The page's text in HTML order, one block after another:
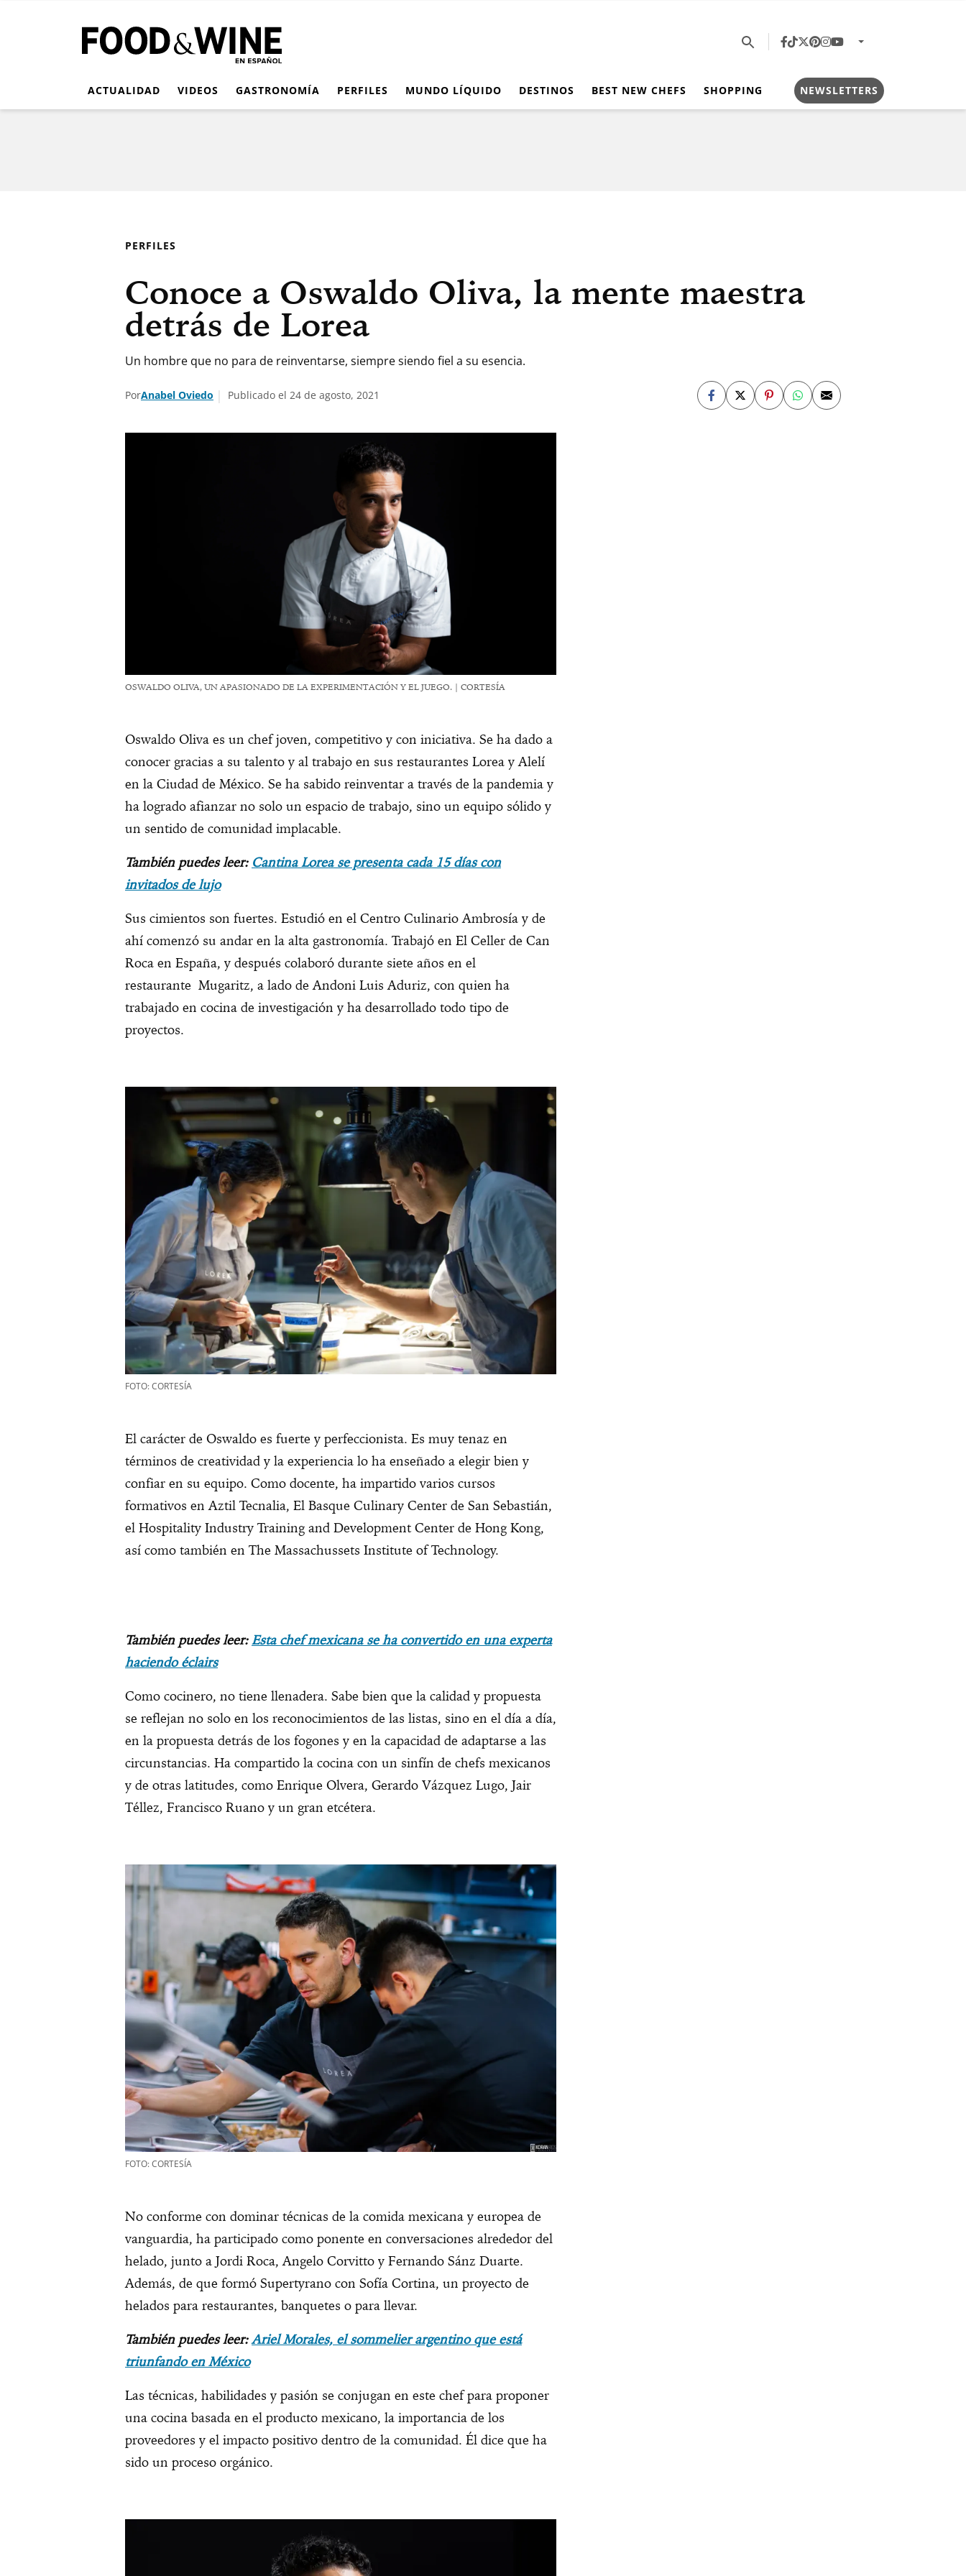
ACTUALIDAD VIDEOS GASTRONOMÍA PERFILES MUNDO LÍQUIDO DESTINOS BEST NEW CHEFS SHOPPING NEWSLETTERS
PERFILES
Conoce a Oswaldo Oliva, la mente maestra
detrás de Lorea
Un hombre que no para de reinventarse, siempre siendo fiel a su esencia.
PorAnabel Oviedo Publicado el 24 de agosto, 2021
OSWALDO OLIVA, UN APASIONADO DE LA EXPERIMENTACIÓN Y EL JUEGO. | CORTESÍA
Oswaldo Oliva es un chef joven, competitivo y con iniciativa. Se ha dado a
conocer gracias a su talento y al trabajo en sus restaurantes Lorea y Alelí
en la Ciudad de México. Se ha sabido reinventar a través de la pandemia y
ha logrado afianzar no solo un espacio de trabajo, sino un equipo sólido y
un sentido de comunidad implacable.
También puedes leer: Cantina Lorea se presenta cada 15 días con
invitados de lujo
Sus cimientos son fuertes. Estudió en el Centro Culinario Ambrosía y de
ahí comenzó su andar en la alta gastronomía. Trabajó en El Celler de Can
Roca en España, y después colaboró durante siete años en el
restaurante Mugaritz, a lado de Andoni Luis Aduriz, con quien ha
trabajado en cocina de investigación y ha desarrollado todo tipo de
proyectos.
FOTO: CORTESÍA
El carácter de Oswaldo es fuerte y perfeccionista. Es muy tenaz en
términos de creatividad y la experiencia lo ha enseñado a elegir bien y
confiar en su equipo. Como docente, ha impartido varios cursos
formativos en Aztil Tecnalia, El Basque Culinary Center de San Sebastián,
el Hospitality Industry Training and Development Center de Hong Kong,
así como también en The Massachussets Institute of Technology.
También puedes leer:Esta chef mexicana se ha convertido en una experta
haciendo éclairs
Como cocinero, no tiene llenadera. Sabe bien que la calidad y propuesta
se reflejan no solo en los reconocimientos de las listas, sino en el día a día,
en la propuesta detrás de los fogones y en la capacidad de adaptarse a las
circunstancias. Ha compartido la cocina con un sinfín de chefs mexicanos
y de otras latitudes, como Enrique Olvera, Gerardo Vázquez Lugo, Jair
Téllez, Francisco Ruano y un gran etcétera.
FOTO: CORTESÍA
No conforme con dominar técnicas de la comida mexicana y europea de
vanguardia, ha participado como ponente en conversaciones alrededor del
helado, junto a Jordi Roca, Angelo Corvitto y Fernando Sánz Duarte.
Además, de que formó Supertyrano con Sofía Cortina, un proyecto de
helados para restaurantes, banquetes o para llevar.
También puedes leer:Ariel Morales, el sommelier argentino que está
triunfando en México
Las técnicas, habilidades y pasión se conjugan en este chef para proponer
una cocina basada en el producto mexicano, la importancia de los
proveedores y el impacto positivo dentro de la comunidad. Él dice que ha
sido un proceso orgánico.